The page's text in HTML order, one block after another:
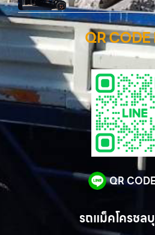
QR CODE
QR
รถแม็คโครชล